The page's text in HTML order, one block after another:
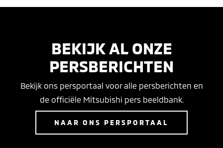
BEKIJK AL ONZE
PERSBERICHTEN
Bekijk ons persportaal voor alle persberichten en
de officiële Mitsubishi pers beeldbank.
NAAR ONS PERSPORTAAL